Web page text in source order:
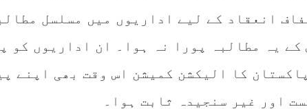
انعقاد کے لیے اداریوں میں مسلسل
یہ مطالبہ پورا نہ ہوا۔ ان اداریوں کو
کا الیکشن کمیشن اس وقت بھی اپنے
اور غیر سنجیدہ ثابت ہوا۔